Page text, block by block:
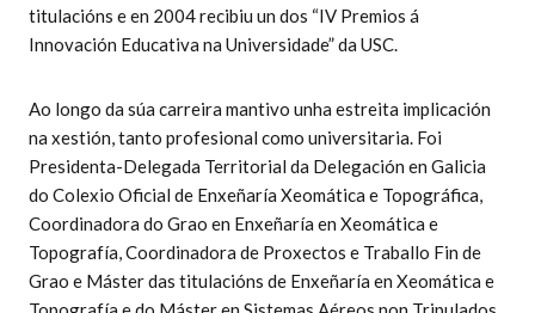
titulacións e en 2004 recibiu un dos “IV Premios á
Innovación Educativa na Universidade” da USC.
Ao longo da súa carreira mantivo unha estreita implicación
na xestión, tanto profesional como universitaria. Foi
Presidenta-Delegada Territorial da Delegación en Galicia
do Colexio Oficial de Enxeñaría Xeomática e Topográfica,
Coordinadora do Grao en Enxeñaría en Xeomática e
Topografía, Coordinadora de Proxectos e Traballo Fin de
Grao e Máster das titulacións de Enxeñaría en Xeomática e